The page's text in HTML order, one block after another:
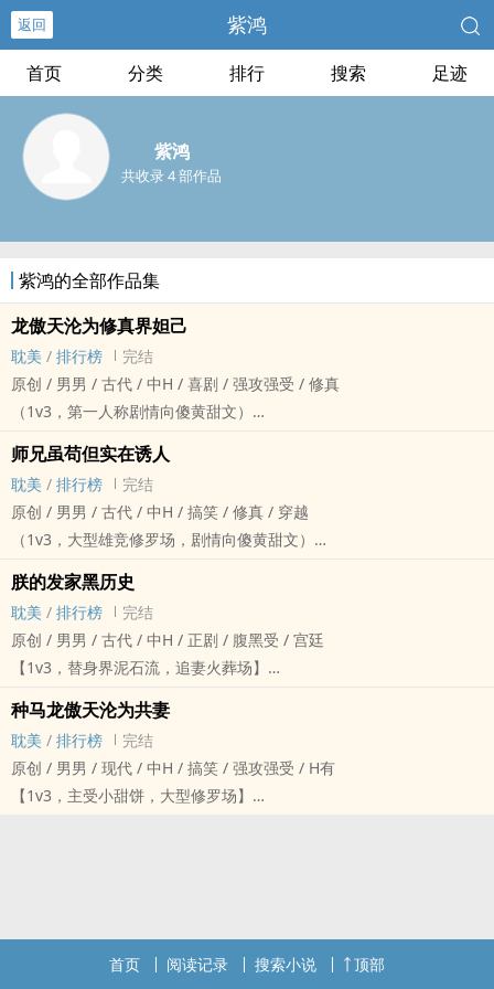
返回 紫鸿
首页 分类 排行 搜索 足迹
紫鸿
共收录 4 部作品
紫鸿的全部作品集
龙傲天沦为修真界妲己
耽美 / 排行榜
完结
原创 / 男男 / 古代 / 中H / 喜剧 / 强攻强受 / 修真
（1v3，第一人称剧情向傻黄甜文）
我，一代修炼奇才，却突然长了个批，从此修炼停滞不前，成了人人
嘲笑的废材。
为了重新变回修炼奇才，我必须用批睡服三个男人：
金墉城城主，那个抢走我未婚妻的混账王八蛋。
蛇王纳伽，那个大我两百岁的人蛇混血老男人。
云霄宗宗主，那个有幸收我为徒的矫情狗男人。
一切都很顺利，他们都拜倒在我的嫩批之下，还互相不知道对方的存
在。
我的修炼也突飞猛进。
然而根本踹不脱！
更要命的是，他们还发现了彼此的存在！
我吓尿了，连夜御剑逃跑。
结果！
偷磨批。第二次怀孕时攻受不会互换身体，有孕期play。
3.不控攻，不控受
师兄虽苟但实在诱人
耽美 / 排行榜
完结
原创 / 男男 / 古代 / 中H / 搞笑 / 修真 / 穿越
（1v3，大型雄竞修罗场，剧情向傻黄甜文）
【文案】
福长生作为新时代龙傲天，勤于修炼，不好美色，不爱装逼，主打一
个猥琐发育，苟到终点。
没想到一朝破碎虚空后，他居然穿进了一本狗血虐文里。
书里，他是双性之身，且为宗门里的修炼废材。
他将会碰上三个变态师弟，且个个都身份大有来头：
头号师弟是妖族太子，天天霸凌他，拿他当泄欲工具，事后还污蔑他
是个乱发情的骚货。
二号师弟是魔族太子，日日诱奸他，拿他当白月光的替身，事后还嫌
然而，根本退不掉。
朕的发家黑历史
耽美 / 排行榜
完结
原创 / 男男 / 古代 / 中H / 正剧 / 腹黑受 / 宫廷
【1v3，替身界泥石流，追妻火葬场】
玉鸣鹤最近总是接待三个嫖客。
这仨嫖客一个比一个不好惹，还个个都拿他当替身。
没办法，钱难挣屎难吃，玉鸣鹤只能捏着鼻子挣这笔卖身钱。
然而，某一天，仨嫖客居然都想为他赎身。
要他认祖归宗。
从此，玉鸣鹤不再是小倌，而是一代军功大贵族。
种马龙傲天沦为共妻
耽美 / 排行榜
完结
原创 / 男男 / 现代 / 中H / 搞笑 / 强攻强受 / H有
【1v3，主受小甜饼，大型修罗场】
可喜的是，经过我的一番努力，他们终于都爱上了我，而且互不知道
首页 阅读记录 搜索小说 顶部